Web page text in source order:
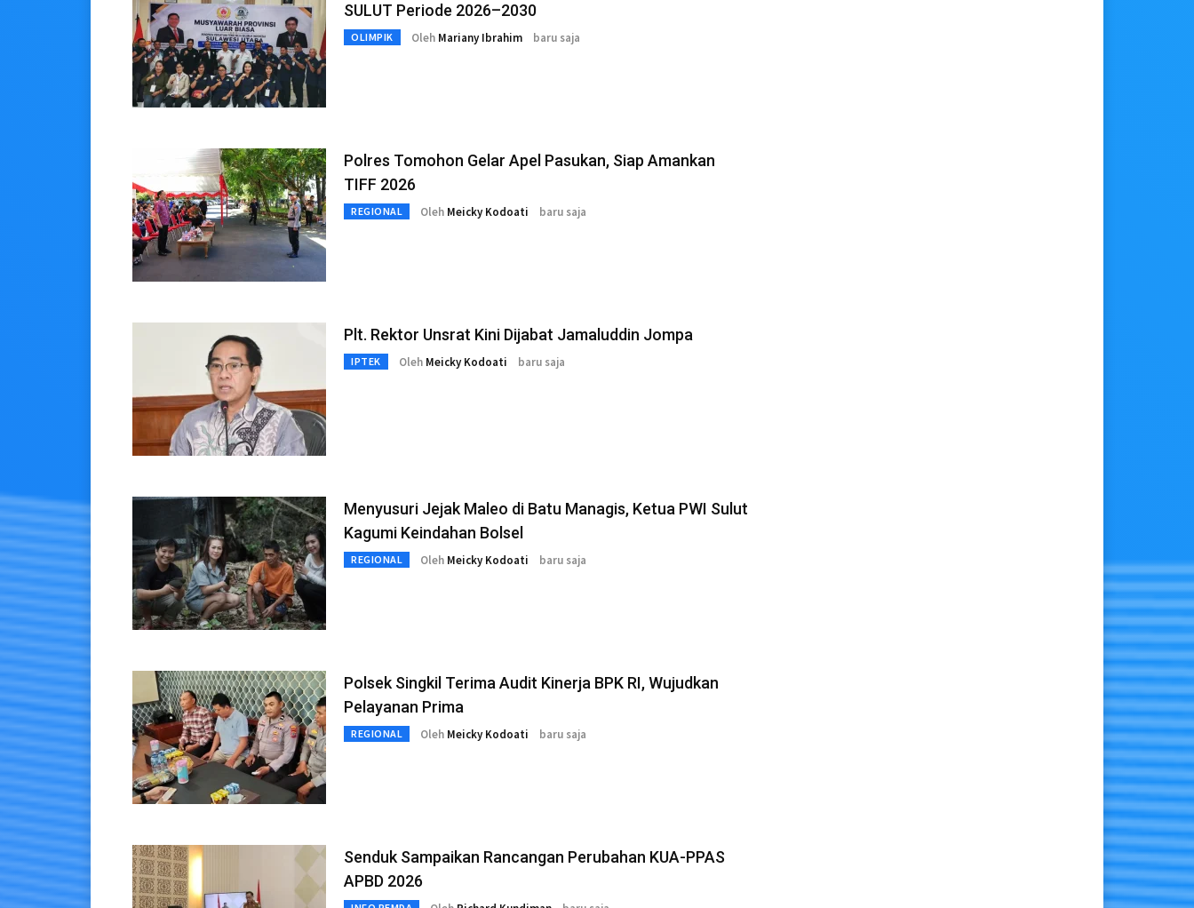
SULUT Periode 2026–2030
OLIMPIK Oleh Mariany Ibrahim baru saja
Polres Tomohon Gelar Apel Pasukan, Siap Amankan
TIFF 2026
REGIONAL Oleh Meicky Kodoati baru saja
Plt. Rektor Unsrat Kini Dijabat Jamaluddin Jompa
IPTEK Oleh Meicky Kodoati baru saja
Menyusuri Jejak Maleo di Batu Managis, Ketua PWI Sulut
Kagumi Keindahan Bolsel
REGIONAL Oleh Meicky Kodoati baru saja
Polsek Singkil Terima Audit Kinerja BPK RI, Wujudkan
Pelayanan Prima
REGIONAL Oleh Meicky Kodoati baru saja
Senduk Sampaikan Rancangan Perubahan KUA-PPAS
APBD 2026